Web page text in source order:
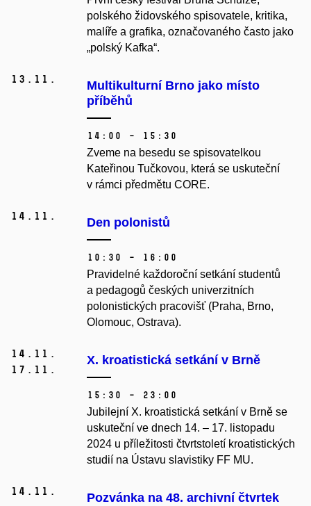
polského židovského spisovatele, kritika,
malíře a grafika, označovaného často jako
„polský Kafka“.
13. 11.
Multikulturní Brno jako místo
příběhů
14:00 – 15:30
Zveme na besedu se spisovatelkou
Kateřinou Tučkovou, která se uskuteční
v rámci předmětu CORE.
14. 11. Den polonistů
10:30 – 16:00
Pravidelné každoroční setkání studentů
a pedagogů českých univerzitních
polonistických pracovišť (Praha, Brno,
Olomouc, Ostrava).
14. 11.
17. 11.
X. kroatistická setkání v Brně
15:30 – 23:00
Jubilejní X. kroatistická setkání v Brně se
uskuteční ve dnech 14. – 17. listopadu
2024 u příležitosti čtvrtstoletí kroatistických
studií na Ústavu slavistiky FF MU.
14. 11. Pozvánka na 48. archivní čtvrtek